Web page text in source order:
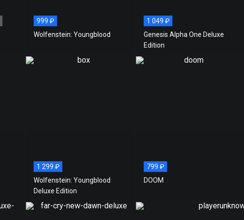
999 ₽
Wolfenstein: Youngblood
1 049 ₽
Genesis Alpha One Deluxe
Edition
1 299 ₽
Wolfenstein: Youngblood
Deluxe Edition
799 ₽
DOOM